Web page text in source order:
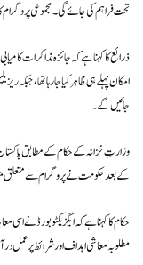
تحت فراہم کی جائے گی۔ مجموعی پروگرام کا حجم تقریباً 7 ارب
ذرائع کا کہنا ہے کہ جائزہ مذاکرات
جائیں گے۔
کے بعد حکومت نے پروگرام سے متعلق
حکام کا کہنا ہے کہ ایگزیکٹو بورڈ نے
مطلوبہ معاشی اہداف اور شرائط پر عمل